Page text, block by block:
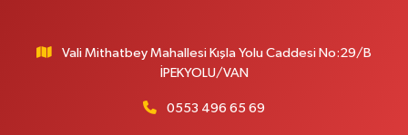
Vali Mithatbey Mahallesi Kışla Yolu Caddesi No:29/B
İPEKYOLU/VAN
0553 496 65 69